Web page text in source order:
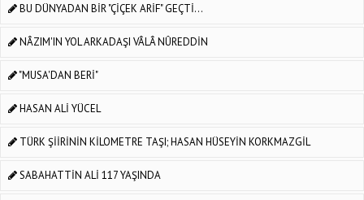
BU DÜNYADAN BİR "ÇİÇEK ARİF" GEÇTİ...
NÂZIM'IN YOL ARKADAŞI VÂLÂ NÛREDDİN
"MUSA'DAN BERİ"
HASAN ALİ YÜCEL
TÜRK ŞİİRİNİN KİLOMETRE TAŞI; HASAN HÜSEYİN KORKMAZGİL
SABAHATTİN ALİ 117 YAŞINDA